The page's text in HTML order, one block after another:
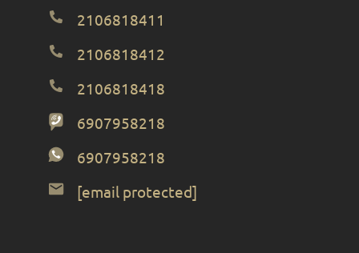
2106818411
2106818412
2106818418
6907958218
6907958218
[email protected]